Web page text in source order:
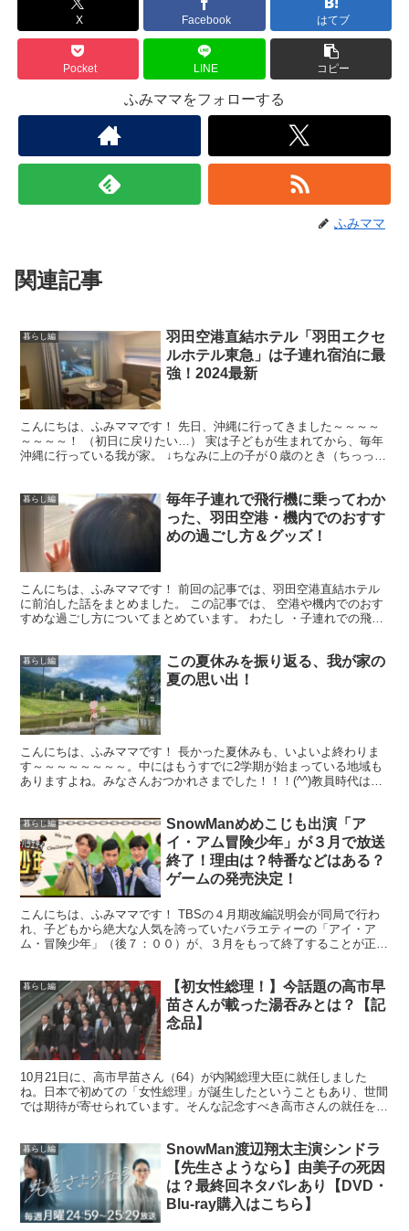
X Facebook はてブ
Pocket LINE コピー
ふみママをフォローする
ふみママ
関連記事
暮らし編
羽田空港直結ホテル「羽田エクセ
ルホテル東急」は子連れ宿泊に最
強！2024最新
こんにちは、ふみママです！ 先日、沖縄に行ってきました～～～～
～～～～！ （初日に戻りたい…） 実は子どもが生まれてから、毎年
沖縄に行っている我が家。 ↓ちなみに上の子が０歳のとき（ちっっっ
暮らし編
毎年子連れで飛行機に乗ってわか
った、羽田空港・機内でのおすす
めの過ごし方＆グッズ！
こんにちは、ふみママです！ 前回の記事では、羽田空港直結ホテル
に前泊した話をまとめました。 この記事では、 空港や機内でのおす
すめな過ごし方についてまとめています。 わたし ・子連れでの飛行
暮らし編
この夏休みを振り返る、我が家の
夏の思い出！
こんにちは、ふみママです！ 長かった夏休みも、いよいよ終わりま
す～～～～～～～～。中にはもうすでに2学期が始まっている地域も
ありますよね。みなさんおつかれさまでした！！！(^^)教員時代は、
暮らし編
SnowManめめこじも出演「ア
イ・アム冒険少年」が３月で放送
終了！理由は？特番などはある？
ゲームの発売決定！
こんにちは、ふみママです！ TBSの４月期改編説明会が同局で行わ
れ、子どもから絶大な人気を誇っていたバラエティーの「アイ・ア
ム・冒険少年」（後７：００）が、３月をもって終了することが正式
暮らし編
【初女性総理！】今話題の高市早
苗さんが載った湯吞みとは？【記
念品】
10月21日に、高市早苗さん（64）が内閣総理大臣に就任しました
ね。日本で初めての「女性総理」が誕生したということもあり、世間
では期待が寄せられています。そんな記念すべき高市さんの就任を祝
暮らし編
SnowMan渡辺翔太主演シンドラ
【先生さようなら】由美子の死因
は？最終回ネタバレあり【DVD・
Blu-ray購入はこちら】